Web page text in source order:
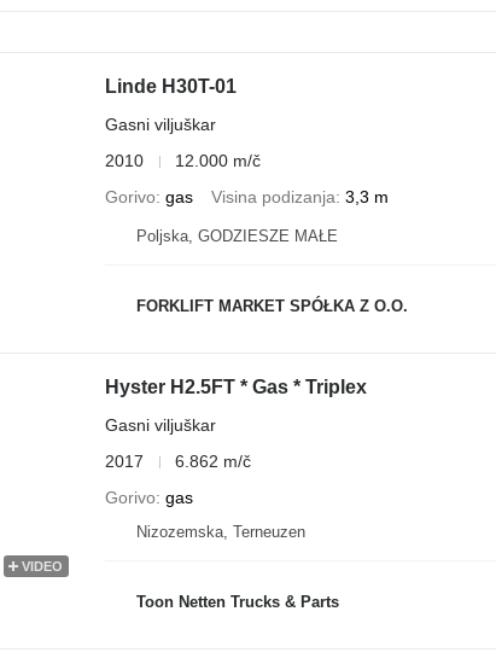
Linde H30T-01
Gasni viljuškar
2010
12.000 m/č
Gorivo gas Visina podizanja 3,3 m
Poljska, GODZIESZE MAŁE
FORKLIFT MARKET SPÓŁKA Z O.O.
VIDEO
Hyster H2.5FT * Gas * Triplex
Gasni viljuškar
2017
6.862 m/č
Gorivo gas
Nizozemska, Terneuzen
Toon Netten Trucks & Parts